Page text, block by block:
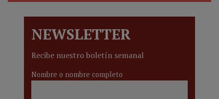
NEWSLETTER
Recibe nuestro boletín semanal
Nombre o nombre completo